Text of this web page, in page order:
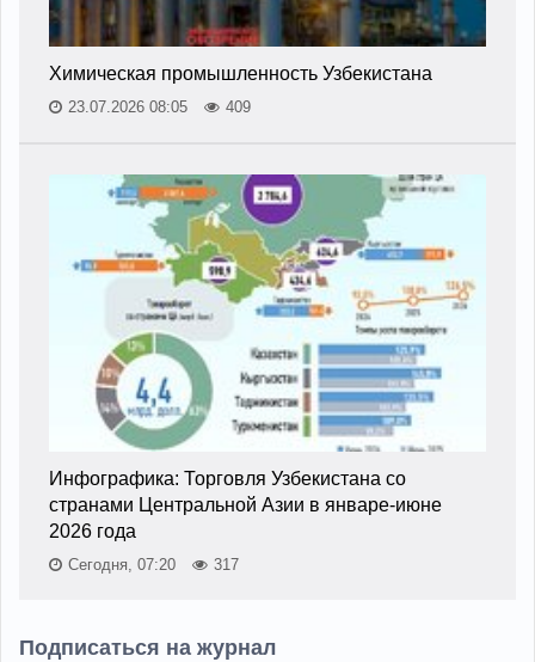
Химическая промышленность Узбекистана
23.07.2026 08:05 409
Инфографика: Торговля Узбекистана со
странами Центральной Азии в январе-июне
2026 года
Сегодня, 07:20 317
Подписаться на журнал